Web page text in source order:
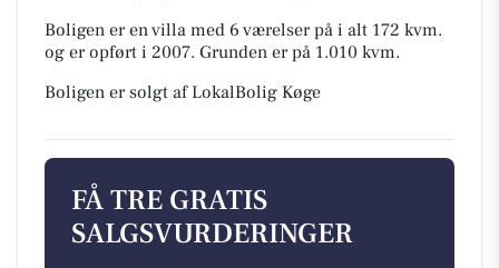
Boligen er en villa med 6 værelser på i alt 172 kvm.
og er opført i 2007. Grunden er på 1.010 kvm.
Boligen er solgt af LokalBolig Køge
FÅ TRE GRATIS
SALGSVURDERINGER